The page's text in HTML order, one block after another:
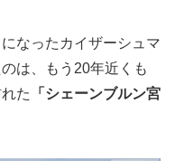
なったカイザーシュマ
は、もう20年近くも
た
「シェーンブルン宮